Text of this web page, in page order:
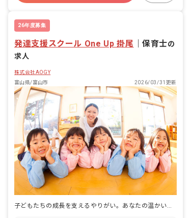
26年度募集
発達支援スクール One Up 掛尾 ｜保育士の
求人
株式会社AOGY
富山県/富山市
2026/03/31更新
子どもたちの成長を支えるやりがい。あなたの温かい心、ここで輝かせませんか？